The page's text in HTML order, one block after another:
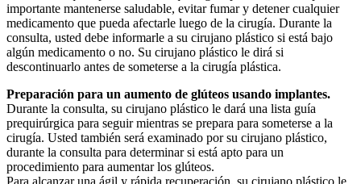
importante mantenerse saludable, evitar fumar y detener cualquier
medicamento que pueda afectarle luego de la cirugía. Durante la
consulta, usted debe informarle a su cirujano plástico si está bajo
algún medicamento o no. Su cirujano plástico le dirá si
descontinuarlo antes de someterse a la cirugía plástica.
Preparación para un aumento de glúteos usando implantes.
Durante la consulta, su cirujano plástico le dará una lista guía
prequirúrgica para seguir mientras se prepara para someterse a la
cirugía. Usted también será examinado por su cirujano plástico,
durante la consulta para determinar si está apto para un
procedimiento para aumentar los glúteos.
Para alcanzar una ágil y rápida recuperación, su cirujano plástico le